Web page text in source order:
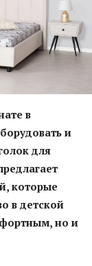
в
и
для
которые
в детской
но и